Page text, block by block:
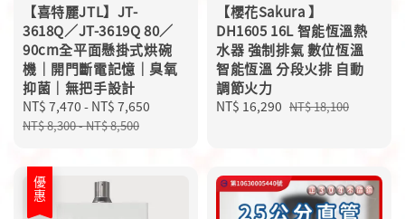
【喜特麗JTL】JT-
3618Q／JT-3619Q 80／
90cm全平面懸掛式烘碗
機｜開門斷電記憶｜臭氧
抑菌｜無把手設計
Sale
price
NT$ 7,470 - NT$ 7,650
NT$ 8,300-NT$ 8,500
【櫻花Sakura 】
DH1605 16L 智能恆溫熱
水器 強制排氣 數位恆溫
智能恆溫 分段火排 自動
調節火力
Sale
NT$ 16,290 Regular
NT$ 18,100
優惠